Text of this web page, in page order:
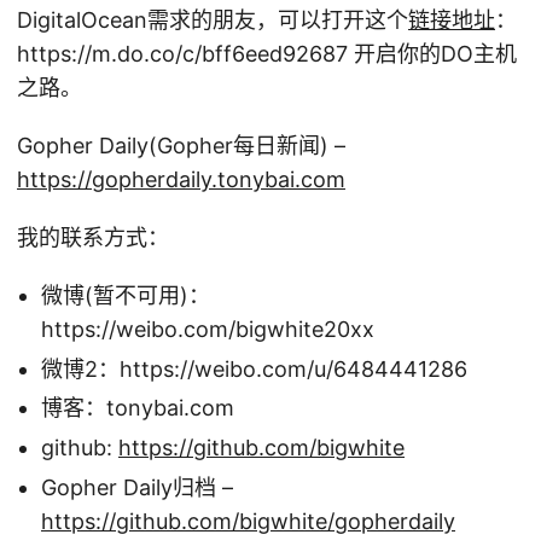
DigitalOcean需求的朋友，可以打开这个链接地址：
https://m.do.co/c/bff6eed92687 开启你的DO主机
之路。
Gopher Daily(Gopher每日新闻) –
https://gopherdaily.tonybai.com
我的联系方式：
微博(暂不可用)：
https://weibo.com/bigwhite20xx
微博2：https://weibo.com/u/6484441286
博客：tonybai.com
github: https://github.com/bigwhite
Gopher Daily归档 –
https://github.com/bigwhite/gopherdaily